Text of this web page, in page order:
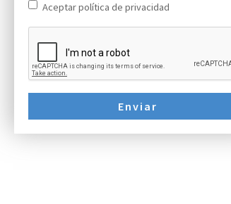
Aceptar política de privacidad
Enviar